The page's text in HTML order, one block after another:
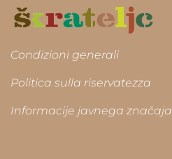
Condizioni generali
Politica sulla riservatezza
Informacije javnega značaja